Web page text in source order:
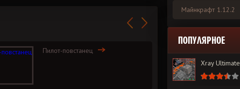
Пилот-повстанец
Майнкрафт 1.12.2
ПОПУЛЯРНОЕ
Xray Ultimate